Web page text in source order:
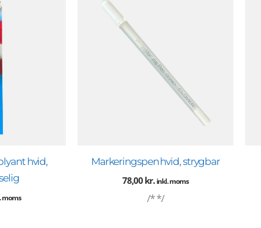
hvid,
moms
Markeringspen hvid, strygbar
78,00 kr. inkl. moms
/* */